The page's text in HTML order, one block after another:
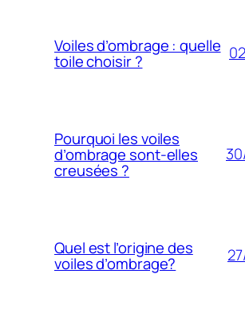
Voiles d’ombrage : quelle
toile choisir ?
Pourquoi les voiles
d’ombrage sont-elles
creusées ?
Quel est l’origine des
voiles d’ombrage?